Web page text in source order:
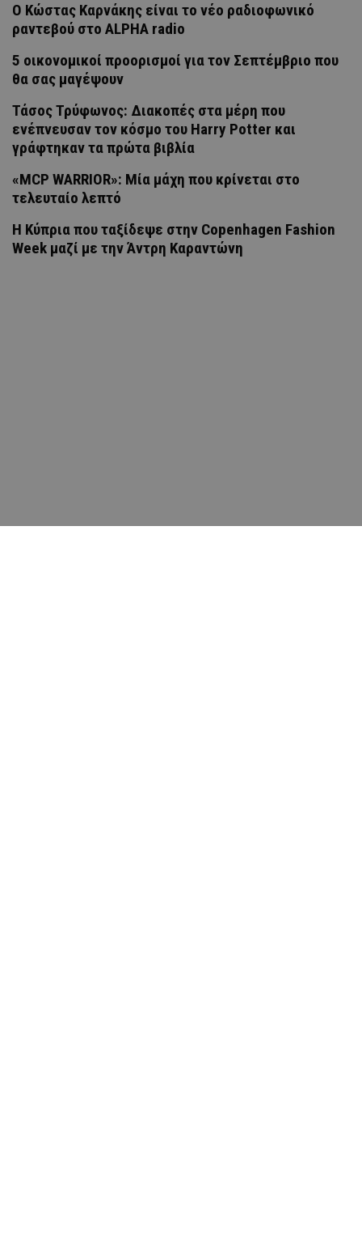
Ο Κώστας Καρνάκης είναι το νέο ραδιοφωνικό
ραντεβού στο ALPHA radio
5 οικονομικοί προορισμοί για τον Σεπτέμβριο που
θα σας μαγέψουν
Τάσος Τρύφωνος: Διακοπές στα μέρη που
ενέπνευσαν τον κόσμο του Harry Potter και
γράφτηκαν τα πρώτα βιβλία
«MCP WARRIOR»: Μία μάχη που κρίνεται στο
τελευταίο λεπτό
Η Κύπρια που ταξίδεψε στην Copenhagen Fashion
Week μαζί με την Άντρη Καραντώνη